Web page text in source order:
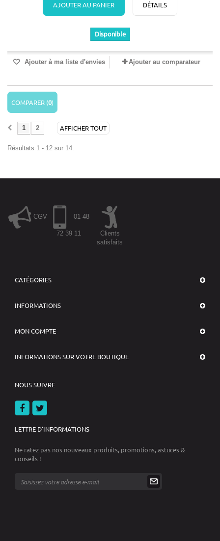
AJOUTER AU PANIER DÉTAILS
Disponible
Ajouter à ma liste d'envies Ajouter au comparateur
COMPARER (0)
AFFICHER TOUT
1 2
Résultats 1 - 12 sur 14.
CGV 01 48
72 39 11
Clients
satisfaits
CATÉGORIES
INFORMATIONS
MON COMPTE
INFORMATIONS SUR VOTRE BOUTIQUE
NOUS SUIVRE
LETTRE D'INFORMATIONS
Ne ratez pas nos nouveaux produits, promotions, astuces &
conseils !